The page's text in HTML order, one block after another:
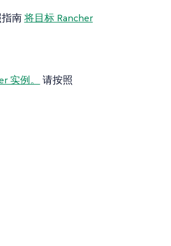
南将目标 Rancher
实例。 请按照